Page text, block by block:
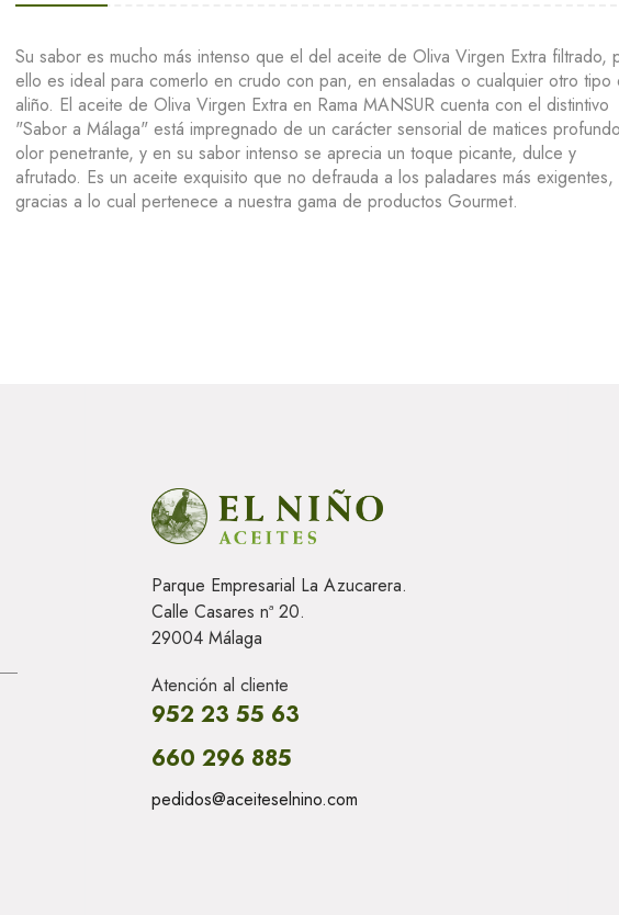
Su sabor es mucho más intenso que el del aceite de Oliva Virgen Extra filtrado,
ello es ideal para comerlo en crudo con pan, en ensaladas o cualquier otro tipo
aliño. El aceite de Oliva Virgen Extra en Rama MANSUR cuenta con el distintivo
"Sabor a Málaga" está impregnado de un carácter sensorial de matices
olor penetrante, y en su sabor intenso se aprecia un toque picante, dulce y
afrutado. Es un aceite exquisito que no defrauda a los paladares más exigentes,
gracias a lo cual pertenece a nuestra gama de productos Gourmet.
Parque Empresarial La Azucarera.
Calle Casares nª 20.
29004 Málaga
Atención al cliente
952 23 55 63
660 296 885
pedidos@aceiteselnino.com